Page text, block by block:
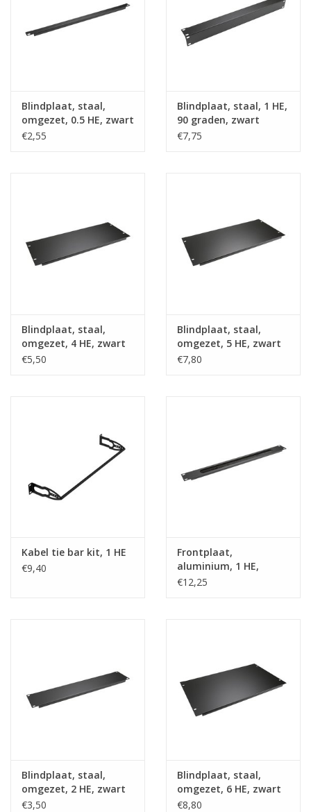
Blindplaat, staal,
omgezet, 0.5 HE, zwart
€2,55
Blindplaat, staal, 1 HE,
90 graden, zwart
€7,75
Blindplaat, staal,
omgezet, 4 HE, zwart
€5,50
Blindplaat, staal,
omgezet, 5 HE, zwart
€7,80
Kabel tie bar kit, 1 HE
€9,40
Frontplaat,
aluminium, 1 HE,
kabeldoorvoer
€12,25
Blindplaat, staal,
omgezet, 2 HE, zwart
€3,50
Blindplaat, staal,
omgezet, 6 HE, zwart
€8,80